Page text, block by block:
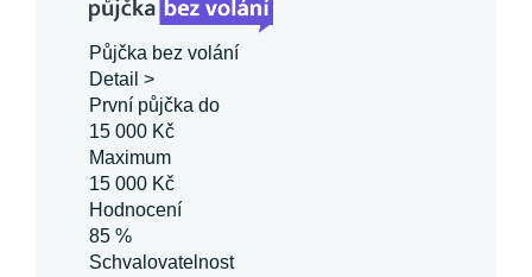
Půjčka bez volání
Detail >
První půjčka do
15 000 Kč
Maximum
15 000 Kč
Hodnocení
85 %
Schvalovatelnost